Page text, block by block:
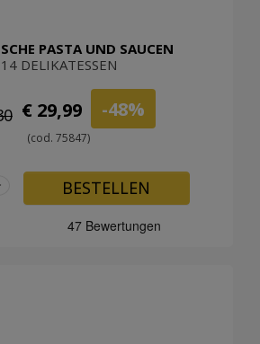
PASTA UND SAUCEN
14 DELIKATESSEN
€ 29,99 -48%
(cod. 75847)
BESTELLEN